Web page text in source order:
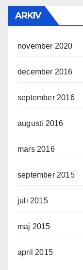
ARKIV
november 2020
december 2016
september 2016
augusti 2016
mars 2016
september 2015
juli 2015
maj 2015
april 2015